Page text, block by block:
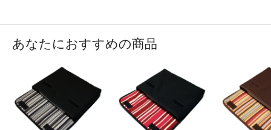
あなたにおすすめの商品